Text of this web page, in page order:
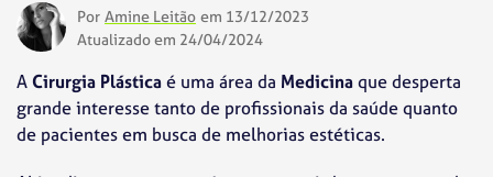
Por Amine Leitão em 13/12/2023
Atualizado em 24/04/2024
ACirurgia Plásticaé uma área da Medicinaque desperta
grande interesse tanto de profissionais da saúde quanto
de pacientes em busca de melhorias estéticas.